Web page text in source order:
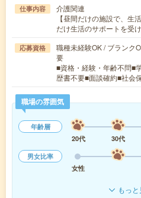
仕事内容
介護関連
【昼間だけの施設で、生
だけ生活のサポートを受
応募資格
職種未経験OK / ブランク
要
■資格・経験・年齢不問■
歴書不要■面談確約■社会
職場の雰囲気
年齢層
20代
30代
男女比率
女性
もっ